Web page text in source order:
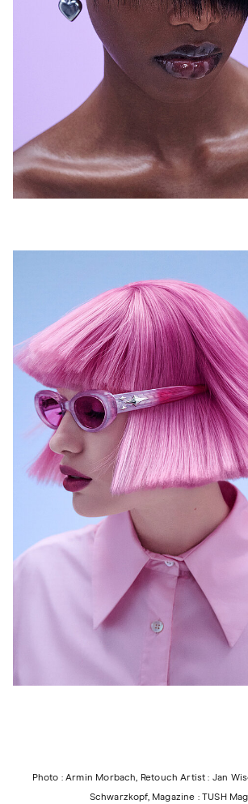
Photo : Armin Morbach, Retouch Artist : Jan
Schwarzkopf, Magazine : TUSH